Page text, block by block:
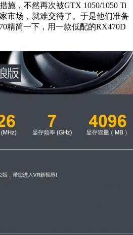
施，不然再次被GTX 1050/1050 Ti
市场，就难交待了。于是他们准备
精简一下，用一款低配的RX470D